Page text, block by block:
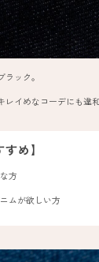
ック。
イめなコーデにも違
め】
方
ムが欲しい方